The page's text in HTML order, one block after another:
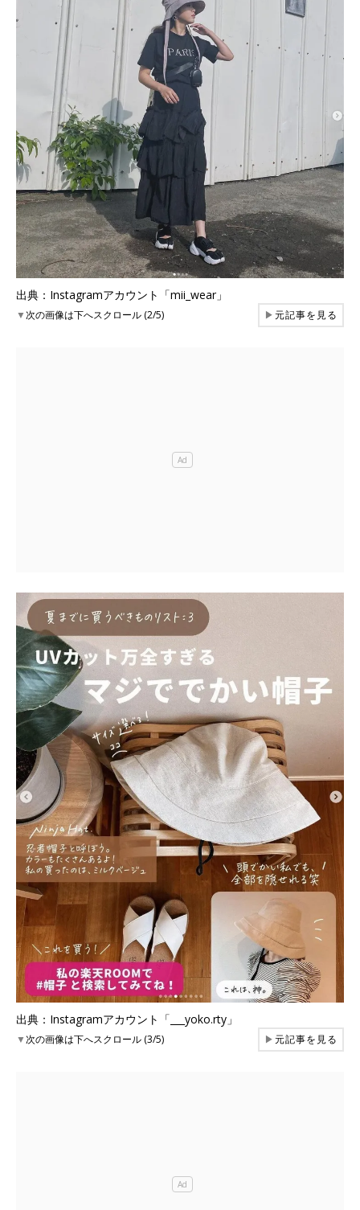
出典：Instagramアカウント「mii_wear」
▼次の画像は下へスクロール (2/5) ▶元記事を見る
出典：Instagramアカウント「___yoko.rty」
▼次の画像は下へスクロール (3/5) ▶元記事を見る